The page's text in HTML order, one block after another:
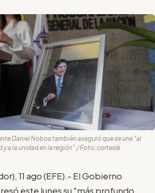
Daniel Noboa también aseguró que se une "al
a la unidad en la región"./ Foto: cortesía
11 ago (EFE).- El Gobierno
este lunes su "más profundo